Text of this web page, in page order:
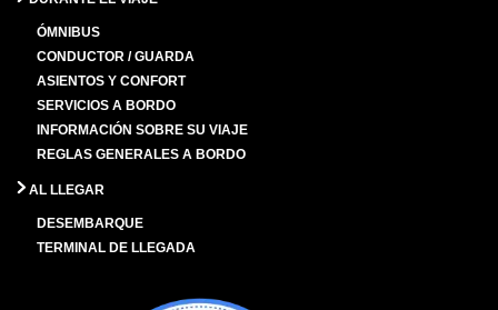
ÓMNIBUS
CONDUCTOR / GUARDA
ASIENTOS Y CONFORT
SERVICIOS A BORDO
INFORMACIÓN SOBRE SU VIAJE
REGLAS GENERALES A BORDO
AL LLEGAR
DESEMBARQUE
TERMINAL DE LLEGADA